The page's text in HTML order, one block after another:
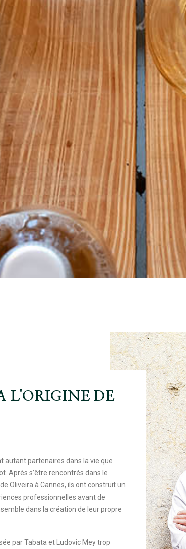
L'ORIGINE DE
autant partenaires dans la vie que
Après s’être rencontrés dans le
Oliveira à Cannes, ils ont construit un
professionnelles avant de
dans la création de leur propre
par Tabata et Ludovic Mey trop